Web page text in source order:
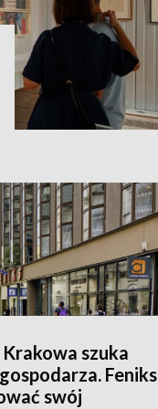
szuka
Feniks
swój